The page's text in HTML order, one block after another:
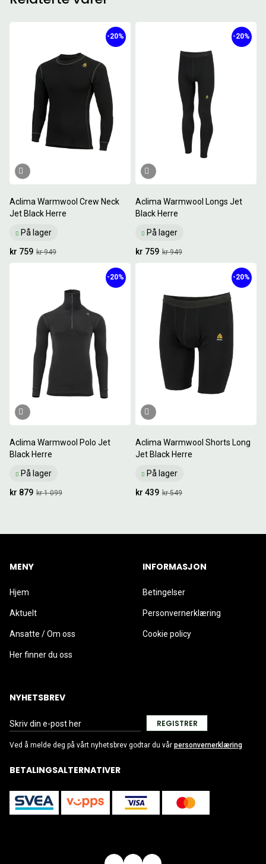
Aclima Warmwool Crew Neck
Jet Black Herre
På lager
-20%
kr 949
kr 759
Aclima Warmwool Longs Jet
Black Herre
På lager
-20%
kr 949
kr 759
Aclima Warmwool Polo Jet
Black Herre
På lager
-20%
kr 1 099
kr 879
Aclima Warmwool Shorts Long
Jet Black Herre
På lager
-20%
kr 549
kr 439
MENY
Hjem
Aktuelt
Ansatte / Om oss
Her finner du oss
INFORMASJON
Betingelser
Personvernerklæring
Cookie policy
NYHETSBREV
REGISTRER
Ved å melde deg på vårt nyhetsbrev godtar du vår personvernerklæring
BETALINGSALTERNATIVER